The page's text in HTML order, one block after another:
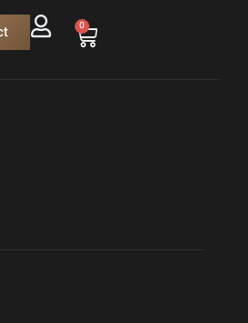
0